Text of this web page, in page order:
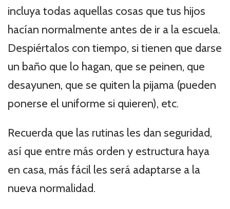
incluya todas aquellas cosas que tus hijos
hacían normalmente antes de ir a la escuela.
Despiértalos con tiempo, si tienen que darse
un baño que lo hagan, que se peinen, que
desayunen, que se quiten la pijama (pueden
ponerse el uniforme si quieren), etc.
Recuerda que las rutinas les dan seguridad,
así que entre más orden y estructura haya
en casa, más fácil les será adaptarse a la
nueva normalidad.